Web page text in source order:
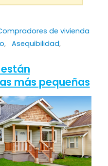
de vivienda
, Asequibilidad,
más pequeñas